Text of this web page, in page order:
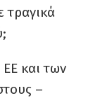
τραγικά
και των
–